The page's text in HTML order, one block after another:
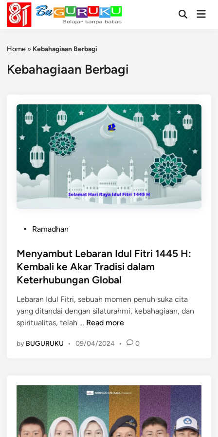
Skip
content
OpenMain
Home » Kebahagiaan Berbagi
Kebahagiaan Berbagi
s
t
e
i
n
Ramadhan
Menyambut Lebaran Idul Fitri 1445 H:
Kembali ke Akar Tradisi dalam
Keterhubungan Global
Lebaran Idul Fitri, sebuah momen penuh suka cita
yang ditandai dengan silaturahmi, kebahagiaan, dan
spiritualitas, telah … M
n
b
u
t
L
Read more
by BUGURUKU • 09/04/2024 • 0